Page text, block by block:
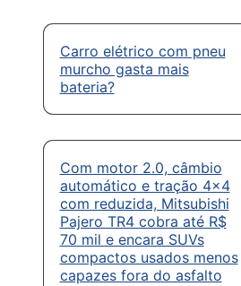
Carro elétrico com pneu
murcho gasta mais
bateria?
Com motor 2.0, câmbio
automático e tração 4×4
com reduzida, Mitsubishi
Pajero TR4 cobra até R$
70 mil e encara SUVs
compactos usados menos
capazes fora do asfalto